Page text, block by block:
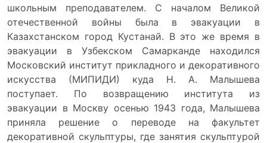
школьным преподавателем. С началом Великой
отечественной войны была в эвакуации в
Казахстанском город Кустанай. В это же время в
эвакуации в Узбекском Самарканде находился
Московский институт прикладного и декоративного
искусства (МИПИДИ) куда Н. А. Малышева
поступает. По возвращению института из
эвакуации в Москву осенью 1943 года, Малышева
приняла решение о переводе на факультет
декоративной скульптуры, где занятия скульптурой